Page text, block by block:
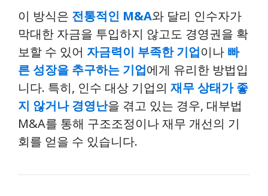
이 방식은 전통적인 M&A와 달리 인수자가
막대한 자금을 투입하지 않고도 경영권을 확
보할 수 있어 자금력이 부족한 기업이나 빠
른 성장을 추구하는 기업에게 유리한 방법입
니다. 특히, 인수 대상 기업의 재무 상태가 좋
지 않거나 경영난을 겪고 있는 경우, 대부법
M&A를 통해 구조조정이나 재무 개선의 기
회를 얻을 수 있습니다.